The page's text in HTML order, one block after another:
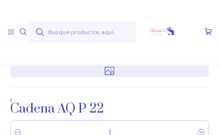
Inicio Joyas Acero Quirúgico Cadenas Acero Quirúgico
Cadenas A.Q. Plateados Cadena AQ P 22
|
Cadena AQ P 22